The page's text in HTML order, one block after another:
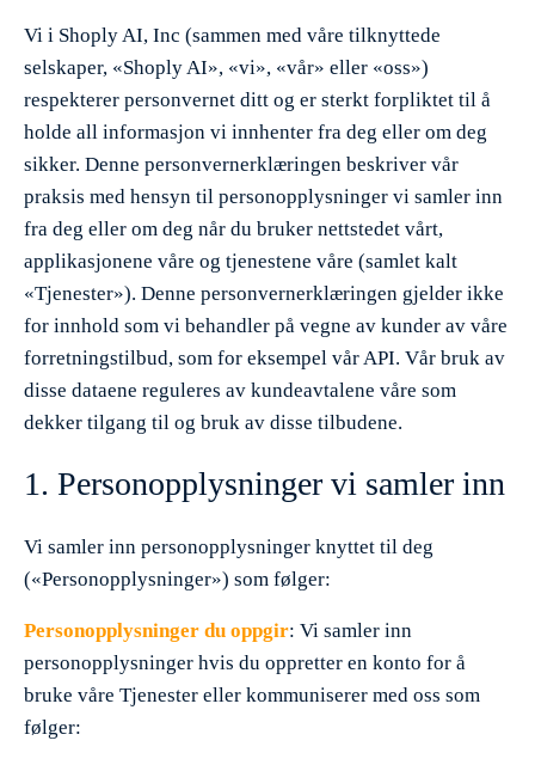
Vi i Shoply AI, Inc (sammen med våre tilknyttede
selskaper, «Shoply AI», «vi», «vår» eller «oss»)
respekterer personvernet ditt og er sterkt forpliktet til å
holde all informasjon vi innhenter fra deg eller om deg
sikker. Denne personvernerklæringen beskriver vår
praksis med hensyn til personopplysninger vi samler inn
fra deg eller om deg når du bruker nettstedet vårt,
applikasjonene våre og tjenestene våre (samlet kalt
«Tjenester»). Denne personvernerklæringen gjelder ikke
for innhold som vi behandler på vegne av kunder av våre
forretningstilbud, som for eksempel vår API. Vår bruk av
disse dataene reguleres av kundeavtalene våre som
dekker tilgang til og bruk av disse tilbudene.
1. Personopplysninger vi samler inn
Vi samler inn personopplysninger knyttet til deg
(«Personopplysninger») som følger:
Personopplysninger du oppgir: Vi samler inn
personopplysninger hvis du oppretter en konto for å
bruke våre Tjenester eller kommuniserer med oss som
følger: